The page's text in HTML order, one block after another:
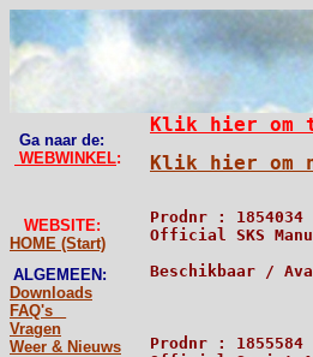
Ga naar de:
WEBWINKEL:
WEBSITE:
HOME (Start)
ALGEMEEN:
Downloads
FAQ's _
Vragen
Weer & Nieuws
Klik hier om
Klik hier om